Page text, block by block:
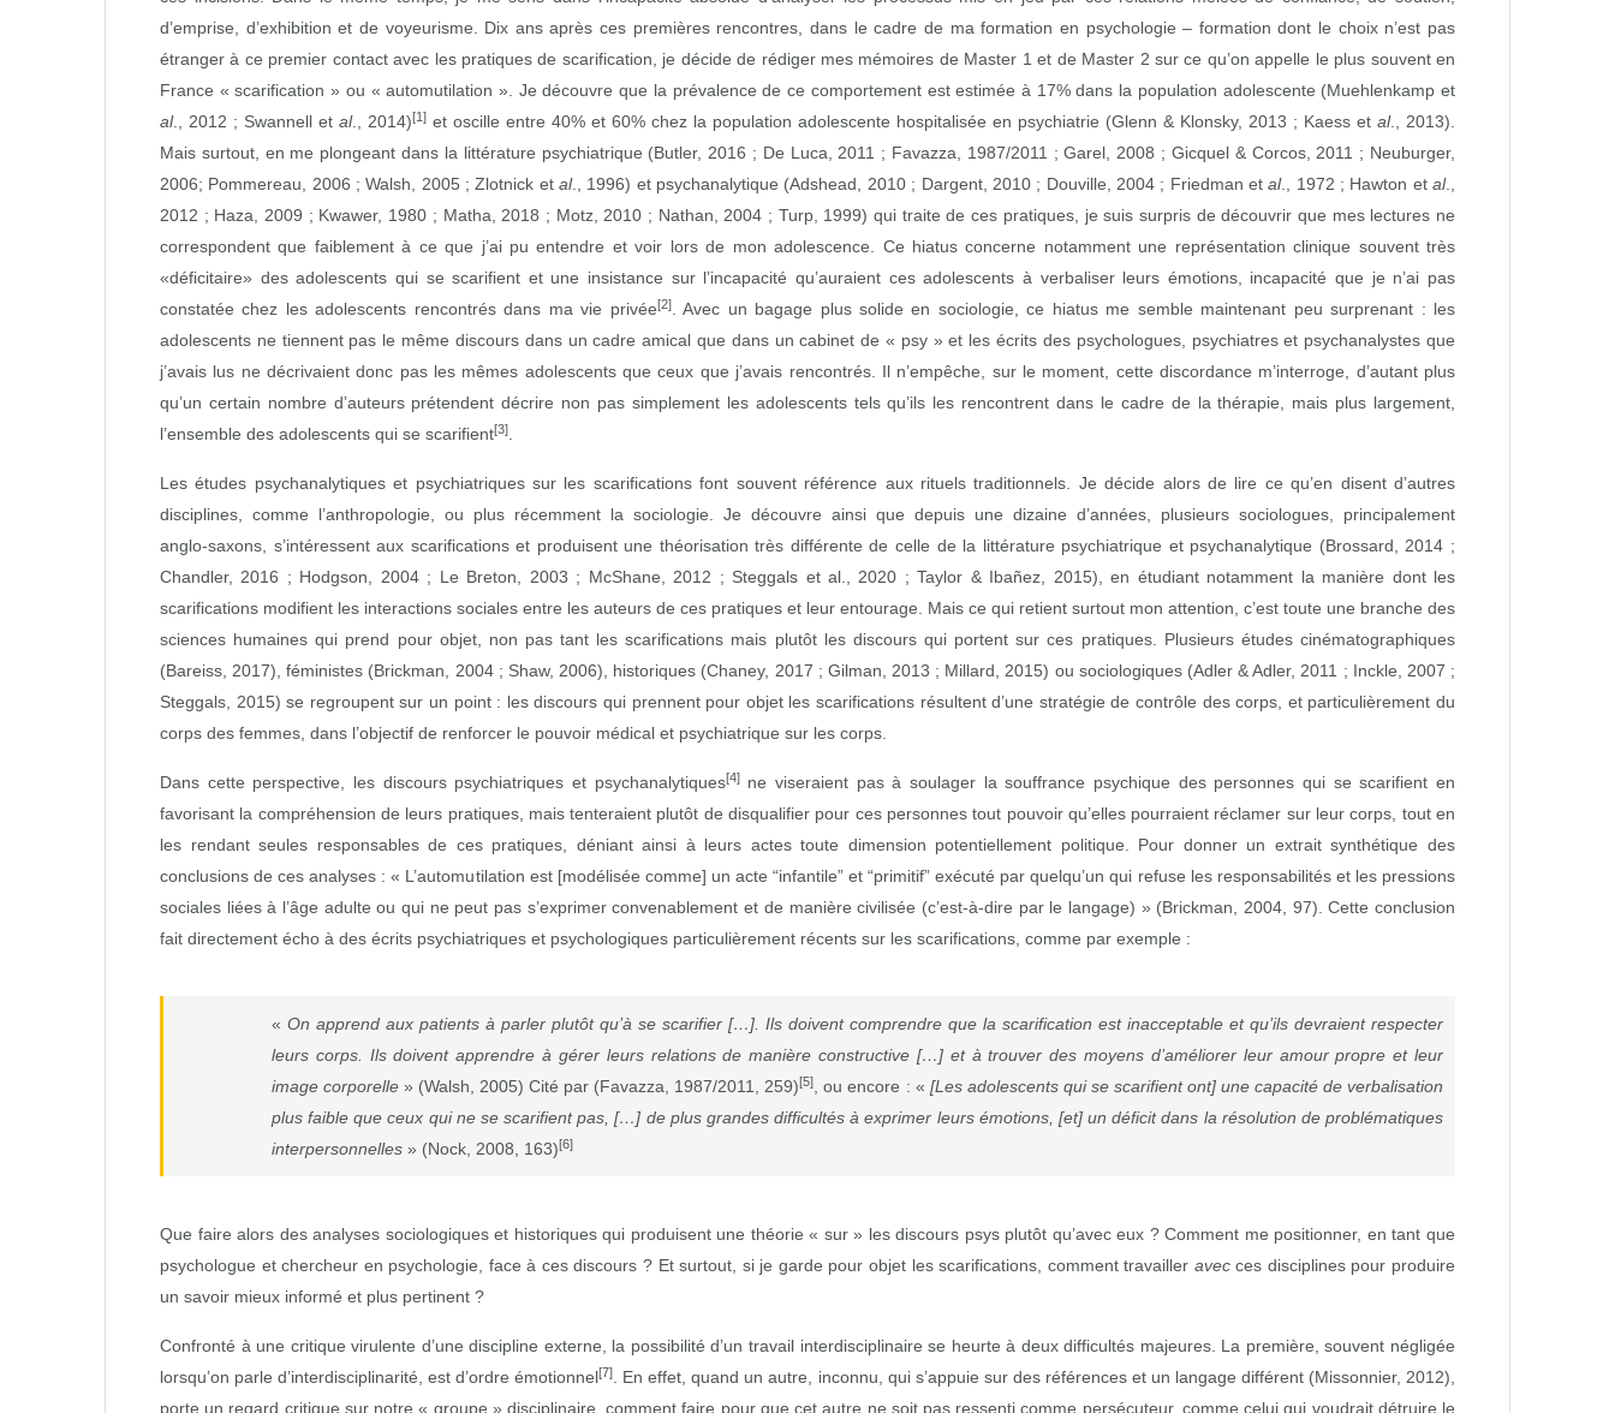
d’emprise, d’exhibition et de voyeurisme. Dix ans après ces premières rencontres, dans le cadre de ma formation en psychologie – formation dont le choix n’est pas
étranger à ce premier contact avec les pratiques de scarification, je décide de rédiger mes mémoires de Master 1 et de Master 2 sur ce qu’on appelle le plus souvent en
France « scarification » ou « automutilation ». Je découvre que la prévalence de ce comportement est estimée à 17% dans la population adolescente (Muehlenkamp et
al., 2012 ; Swannell et al., 2014)[1] et oscille entre 40% et 60% chez la population adolescente hospitalisée en psychiatrie (Glenn & Klonsky, 2013 ; Kaess et al., 2013).
Mais surtout, en me plongeant dans la littérature psychiatrique (Butler, 2016 ; De Luca, 2011 ; Favazza, 1987/2011 ; Garel, 2008 ; Gicquel & Corcos, 2011 ; Neuburger,
2006; Pommereau, 2006 ; Walsh, 2005 ; Zlotnick etal., 1996) et psychanalytique (Adshead, 2010 ; Dargent, 2010 ; Douville, 2004 ; Friedman etal., 1972 ; Hawton etal.,
2012 ; Haza, 2009 ; Kwawer, 1980 ; Matha, 2018 ; Motz, 2010 ; Nathan, 2004 ; Turp, 1999) qui traite de ces pratiques, je suis surpris de découvrir que mes lectures ne
correspondent que faiblement à ce que j’ai pu entendre et voir lors de mon adolescence. Ce hiatus concerne notamment une représentation clinique souvent très
«déficitaire» des adolescents qui se scarifient et une insistance sur l’incapacité qu’auraient ces adolescents à verbaliser leurs émotions, incapacité que je n’ai pas
constatée chez les adolescents rencontrés dans ma vie privée[2]. Avec un bagage plus solide en sociologie, ce hiatus me semble maintenant peu surprenant : les
adolescents ne tiennent pas le même discours dans un cadre amical que dans un cabinet de « psy » et les écrits des psychologues, psychiatres et psychanalystes que
j’avais lus ne décrivaient donc pas les mêmes adolescents que ceux que j’avais rencontrés. Il n’empêche, sur le moment, cette discordance m’interroge, d’autant plus
qu’un certain nombre d’auteurs prétendent décrire non pas simplement les adolescents tels qu’ils les rencontrent dans le cadre de la thérapie, mais plus largement,
l’ensemble des adolescents qui se scarifient[3]
Les études psychanalytiques et psychiatriques sur les scarifications font souvent référence aux rituels traditionnels. Je décide alors de lire ce qu’en disent d’autres
disciplines, comme l’anthropologie, ou plus récemment la sociologie. Je découvre ainsi que depuis une dizaine d’années, plusieurs sociologues, principalement
anglo‑saxons, s’intéressent aux scarifications et produisent une théorisation très différente de celle de la littérature psychiatrique et psychanalytique (Brossard, 2014 ;
Chandler, 2016 ; Hodgson, 2004 ; Le Breton, 2003 ; McShane, 2012 ; Steggals et al., 2020 ; Taylor & Ibañez, 2015), en étudiant notamment la manière dont les
scarifications modifient les interactions sociales entre les auteurs de ces pratiques et leur entourage. Mais ce qui retient surtout mon attention, c’est toute une branche des
sciences humaines qui prend pour objet, non pas tant les scarifications mais plutôt les discours qui portent sur ces pratiques. Plusieurs études cinématographiques
(Bareiss, 2017), féministes (Brickman, 2004 ; Shaw, 2006), historiques (Chaney, 2017 ; Gilman, 2013 ; Millard, 2015) ou sociologiques (Adler & Adler, 2011 ; Inckle, 2007 ;
Steggals, 2015) se regroupent sur un point : les discours qui prennent pour objet les scarifications résultent d’une stratégie de contrôle des corps, et particulièrement du
corps des femmes, dans l’objectif de renforcer le pouvoir médical et psychiatrique sur les corps.
Dans cette perspective, les discours psychiatriques et psychanalytiques[4]ne viseraient pas à soulager la souffrance psychique des personnes qui se scarifient en
favorisant la compréhension de leurs pratiques, mais tenteraient plutôt de disqualifier pour ces personnes tout pouvoir qu’elles pourraient réclamer sur leur corps, tout en
les rendant seules responsables de ces pratiques, déniant ainsi à leurs actes toute dimension potentiellement politique. Pour donner un extrait synthétique des
conclusions de ces analyses : « L’automutilation est [modélisée comme] un acte “infantile” et “primitif” exécuté par quelqu’un qui refuse les responsabilités et les pressions
sociales liées à l’âge adulte ou qui ne peut pas s’exprimer convenablement et de manière civilisée (c’est‑à‑dire par le langage) » (Brickman, 2004, 97). Cette conclusion
fait directement écho à des écrits psychiatriques et psychologiques particulièrement récents sur les scarifications, comme par exemple :
« On apprend aux patients à parler plutôt qu’à se scarifier […]. Ils doivent comprendre que la scarification est inacceptable et qu’ils devraient respecter
leurs corps. Ils doivent apprendre à gérer leurs relations de manière constructive […] et à trouver des moyens d’améliorer leur amour propre et leur
image corporelle» (Walsh, 2005) Cité par (Favazza, 1987/2011, 259)[5] , ou encore : « [Les adolescents qui se scarifient ont] une capacité de verbalisation
plus faible que ceux qui ne se scarifient pas, […] de plus grandes difficultés à exprimer leurs émotions, [et] un déficit dans la résolution de problématiques
interpersonnelles » (Nock, 2008, 163)[6]
Que faire alors des analyses sociologiques et historiques qui produisent une théorie « sur » les discours psys plutôt qu’avec eux ? Comment me positionner, en tant que
psychologue et chercheur en psychologie, face à ces discours ? Et surtout, si je garde pour objet les scarifications, comment travailler avecces disciplines pour produire
un savoir mieux informé et plus pertinent ?
Confronté à une critique virulente d’une discipline externe, la possibilité d’un travail interdisciplinaire se heurte à deux difficultés majeures. La première, souvent négligée
lorsqu’on parle d’interdisciplinarité, est d’ordre émotionnel[7]
. En effet, quand un autre, inconnu, qui s’appuie sur des références et un langage différent (Missonnier, 2012),
porte un regard critique sur notre « groupe » disciplinaire, comment faire pour que cet autre ne soit pas ressenti comme persécuteur, comme celui qui voudrait détruire le